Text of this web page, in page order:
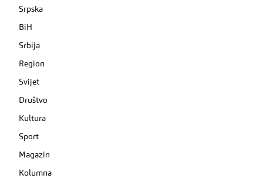
Srpska
BiH
Srbija
Region
Svijet
Društvo
Kultura
Sport
Magazin
Kolumna